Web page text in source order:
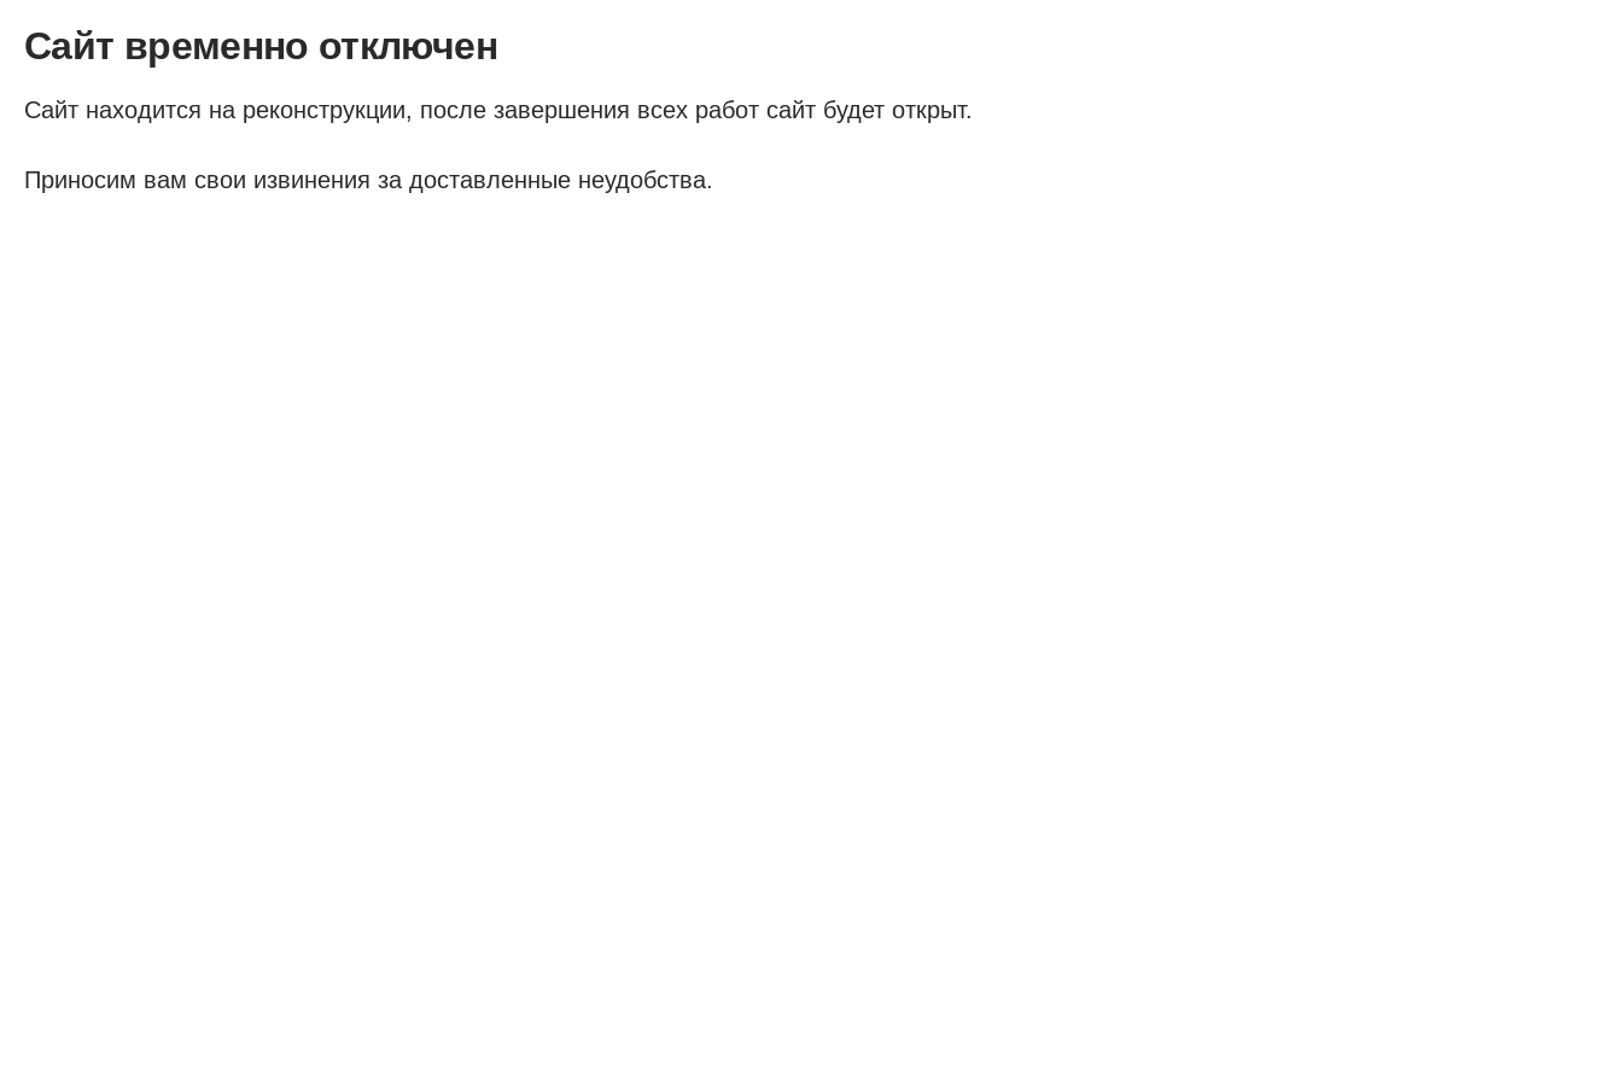
Сайт временно отключен
Сайт находится на реконструкции, после завершения всех работ сайт будет открыт.
Приносим вам свои извинения за доставленные неудобства.